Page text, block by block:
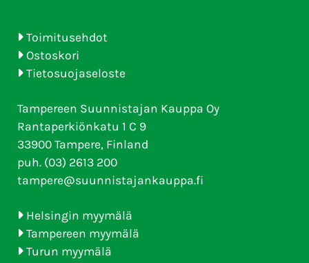
Toimitusehdot
Ostoskori
Tietosuojaseloste
Tampereen Suunnistajan Kauppa Oy
Rantaperkiönkatu 1 C 9
33900 Tampere, Finland
puh. (03) 2613 200
tampere@suunnistajankauppa.fi
Helsingin myymälä
Tampereen myymälä
Turun myymälä